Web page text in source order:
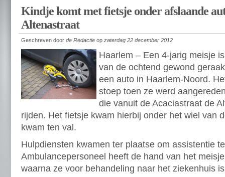
Kindje komt met fietsje onder afslaande
Altenastraat
Geschreven door de Redactie op zaterdag 22 december 2012
Haarlem – Een 4-jarig meisje
van de ochtend gewond
een auto in Haarlem-Noord.
stoep toen ze werd
die vanuit de Acaciastraat de
rijden. Het fietsje kwam hierbij onder het wiel van
kwam ten val.
Hulpdiensten kwamen ter plaatse om assistentie
Ambulancepersoneel heeft de hand van het
waarna ze voor behandeling naar het ziekenhuis